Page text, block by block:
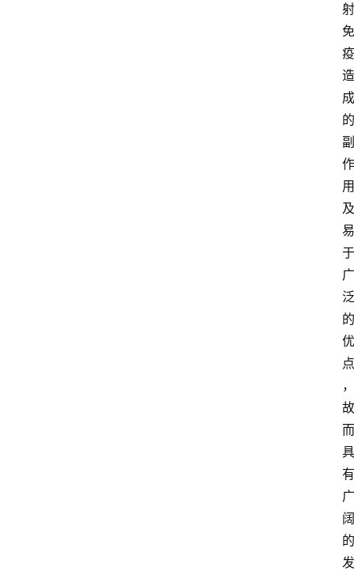
射
免
疫
造
成
的
副
作
用
及
易
于
广
泛
的
优
点
，
故
而
具
有
广
阔
的
发